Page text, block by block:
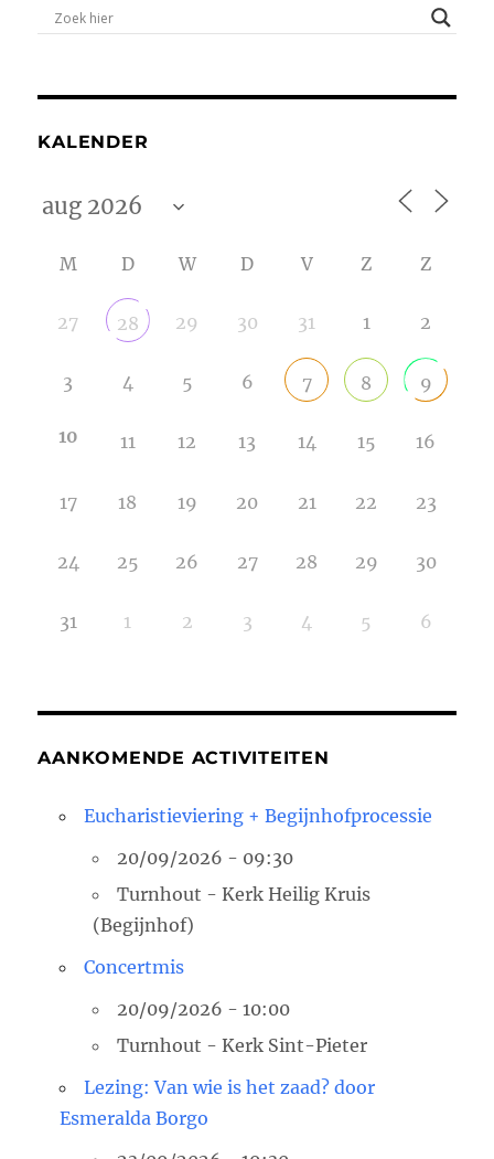
KALENDER
M D W D V Z Z
27 28 29 30 31 1 2
3 4 5 6 7 8 9
10 11 12 13 14 15 16
17 18 19 20 21 22 23
24 25 26 27 28 29 30
31 1 2 3 4 5 6
AANKOMENDE ACTIVITEITEN
Eucharistieviering + Begijnhofprocessie
20/09/2026 - 09:30
Turnhout - Kerk Heilig Kruis
(Begijnhof)
Concertmis
20/09/2026 - 10:00
Turnhout - Kerk Sint-Pieter
Lezing: Van wie is het zaad? door
Esmeralda Borgo